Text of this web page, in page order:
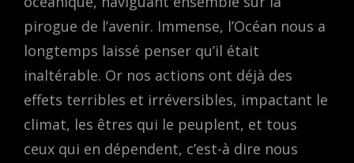
pirogue de l’avenir. Immense, l’Océan nous a
longtemps laissé penser qu’il était
inaltérable. Or nos actions ont déjà des
effets terribles et irréversibles, impactant le
climat, les êtres qui le peuplent, et tous
ceux qui en dépendent, c’est-à dire nous